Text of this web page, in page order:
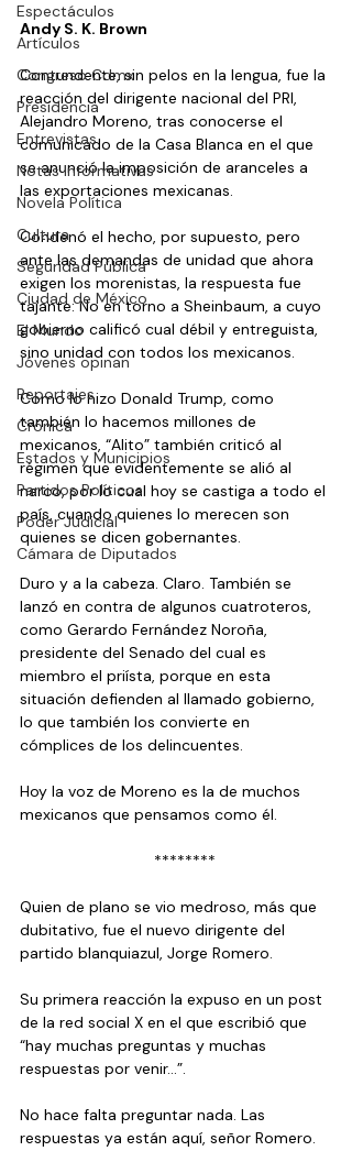
Espectáculos
Artículos
Congreso Cdmx
Presidencia
Entrevistas
Notas Informativas
Novela Política
Cultura
Seguridad Pública
Ciudad de México
El Mundo
Jóvenes opinan
Reportajes
Crónica
Estados y Municipios
Partidos Políticos
Poder Judicial
Cámara de Diputados
Andy S. K. Brown
Contundente, sin pelos en la lengua, fue la
reacción del dirigente nacional del PRI,
Alejandro Moreno, tras conocerse el
comunicado de la Casa Blanca en el que
se anunció la imposición de aranceles a
las exportaciones mexicanas.
Condenó el hecho, por supuesto, pero
ante las demandas de unidad que ahora
exigen los morenistas, la respuesta fue
tajante: No en torno a Sheinbaum, a cuyo
gobierno calificó cual débil y entreguista,
sino unidad con todos los mexicanos.
Como lo hizo Donald Trump, como
también lo hacemos millones de
mexicanos, “Alito” también criticó al
régimen que evidentemente se alió al
narco, por lo cual hoy se castiga a todo el
país, cuando quienes lo merecen son
quienes se dicen gobernantes.
Duro y a la cabeza. Claro. También se
lanzó en contra de algunos cuatroteros,
como Gerardo Fernández Noroña,
presidente del Senado del cual es
miembro el priísta, porque en esta
situación defienden al llamado gobierno,
lo que también los convierte en
cómplices de los delincuentes.
Hoy la voz de Moreno es la de muchos
mexicanos que pensamos como él.
********
Quien de plano se vio medroso, más que
dubitativo, fue el nuevo dirigente del
partido blanquiazul, Jorge Romero.
Su primera reacción la expuso en un post
de la red social X en el que escribió que
“hay muchas preguntas y muchas
respuestas por venir…”.
No hace falta preguntar nada. Las
respuestas ya están aquí, señor Romero.